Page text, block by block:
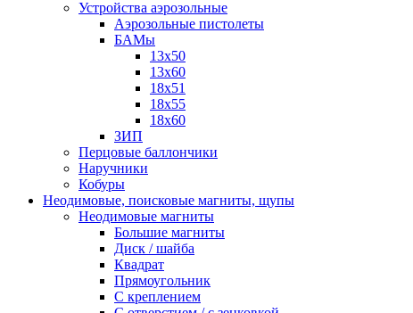
Устройства аэрозольные
Аэрозольные пистолеты
БАМы
13х50
13х60
18х51
18х55
18х60
ЗИП
Перцовые баллончики
Наручники
Кобуры
Неодимовые, поисковые магниты, щупы
Неодимовые магниты
Большие магниты
Диск / шайба
Квадрат
Прямоугольник
С креплением